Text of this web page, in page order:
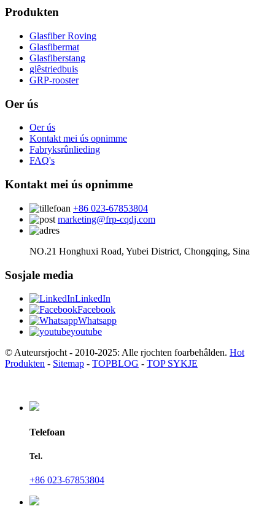
Produkten
Glasfiber Roving
Glasfibermat
Glasfiberstang
glêstriedbuis
GRP-rooster
Oer ús
Oer ús
Kontakt mei ús opnimme
Fabryksrûnlieding
FAQ's
Kontakt mei ús opnimme
+86 023-67853804
marketing@frp-cqdj.com
NO.21 Honghuxi Road, Yubei District, Chongqing, Sina
Sosjale media
LinkedIn
Facebook
Whatsapp
youtube
© Auteursrjocht - 2010-2025: Alle rjochten foarbehâlden. Hot
Produkten - Sitemap - TOPBLOG - TOP SYKJE
Telefoan
Tel.
+86 023-67853804